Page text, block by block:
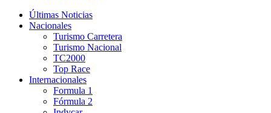
Últimas Noticias
Nacionales
Turismo Carretera
Turismo Nacional
TC2000
Top Race
Internacionales
Formula 1
Fórmula 2